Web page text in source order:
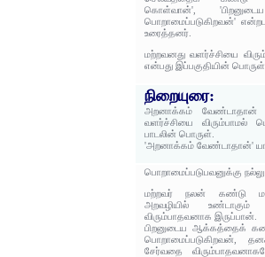
கொள்வான்',
பொறாமைப்படுகிறவன்'
உரைத்தனர்.
மற்றவனது வளர்ச்சியை
என்பது இப்பகுதியின்
நிறையுரை:
அறனாக்கம் வேண்டாதான்
வளர்ச்சியை விரும்பாமல்
பாடலின் பொருள்.
'அறனாக்கம் வேண்டாதான்'
பொறாமைப்படுபவனுக்கு
மற்றவர் நலன் கண்டு
அறவழியில் உண்டாகும்
விரும்பாதவனாக இருப்பான்.
பிறனுடைய ஆக்கத்தைக்
பொறாமைப்படுகிறவன்,
சேர்வதை